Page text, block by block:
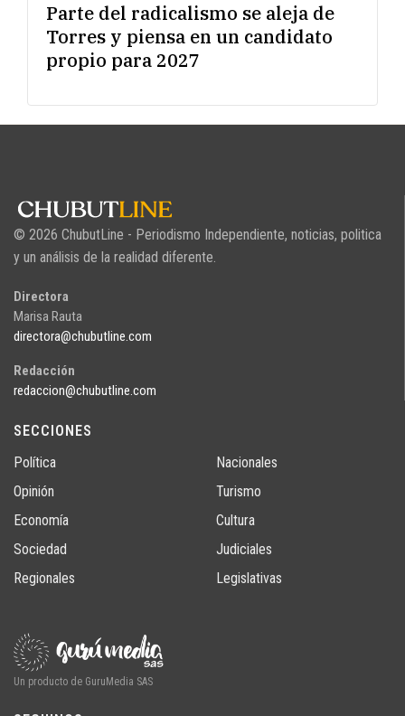
Parte del radicalismo se aleja de
Torres y piensa en un candidato
propio para 2027
© 2026 ChubutLine - Periodismo Independiente, noticias, politica
y un análisis de la realidad diferente.
Directora
Marisa Rauta
directora@chubutline.com
Redacción
redaccion@chubutline.com
SECCIONES
Política
Opinión
Economía
Sociedad
Regionales
Nacionales
Turismo
Cultura
Judiciales
Legislativas
Un producto de GuruMedia SAS